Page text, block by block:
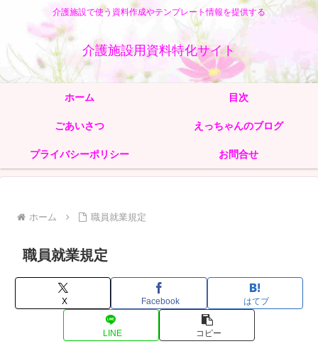
介護施設で使う資料作成やテンプレート情報を提供する
介護施設用資料特化サイト
ホーム 目次
ごあいさつ えっちゃんのブログ
プライバシーポリシー お問合せ
ホーム 職員就業規定
職員就業規定
X Facebook はてブ
LINE コピー